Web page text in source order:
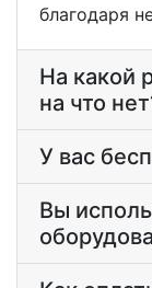
благодаря
На какой
на что
У вас
Вы